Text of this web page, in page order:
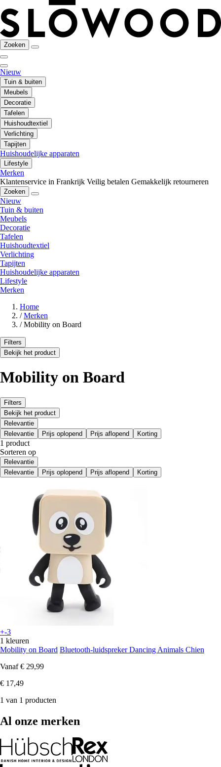
Zoeken
Nieuw
Tuin & buiten
Meubels
Decoratie
Tafelen
Huishoudtextiel
Verlichting
Tapijten
Huishoudelijke apparaten
Lifestyle
Merken
Klantenservice in Frankrijk Veilig betalen Gemakkelijk retourneren
Zoeken
Nieuw
Tuin & buiten
Meubels
Decoratie
Tafelen
Huishoudtextiel
Verlichting
Tapijten
Huishoudelijke apparaten
Lifestyle
Merken
Home
/ Merken
/ Mobility on Board
Filters
Bekijk het product
Mobility on Board
Filters
Bekijk het product
Relevantie
Relevantie
Prijs oplopend Prijs aflopend Korting
1 product
Sorteren op
Relevantie
Relevantie
Prijs oplopend Prijs aflopend Korting
+-3
1 kleuren
Mobility on Board Bluetooth-luidspreker Dancing Animals Chien
Vanaf € 29,99
€ 17,49
1 van 1 producten
Al onze merken